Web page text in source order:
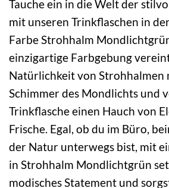
Tauche ein in die Welt der
mit unseren Trinkflaschen in
Farbe Strohhalm
einzigartige Farbgebung
Natürlichkeit von Strohhalmen
Schimmer des Mondlichts und
Trinkflasche einen Hauch von
Frische. Egal, ob du im Büro,
der Natur unterwegs bist, mit
in Strohhalm Mondlichtgrün
modisches Statement und